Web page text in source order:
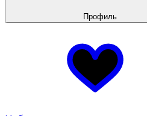
Профиль